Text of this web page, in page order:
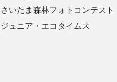
さいたま森林フォトコンテスト
ジュニア・エコタイムス